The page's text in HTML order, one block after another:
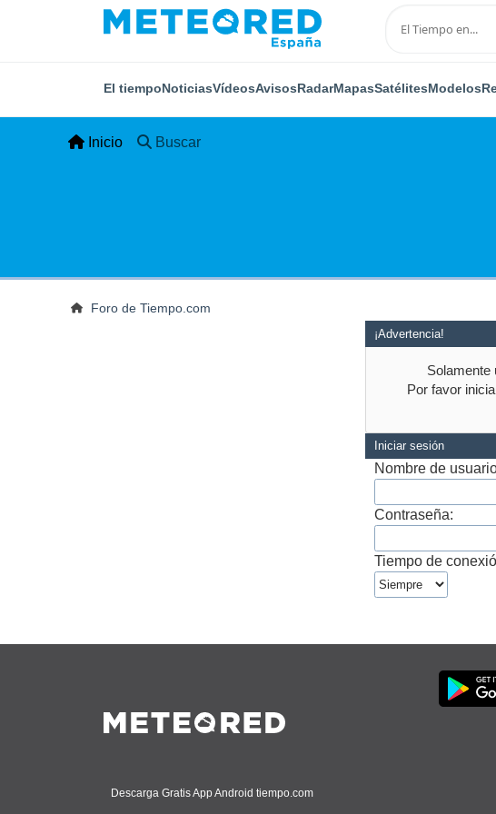
El tiempoNoticiasVídeosAvisosRadarMapasSatélitesModelos
Inicio Buscar
Foro de Tiempo.com
¡Advertencia!
Solamente
Por favor
Iniciar sesión
Nombre de
Contraseña:
Tiempo de
Descarga Gratis App Android tiempo.com